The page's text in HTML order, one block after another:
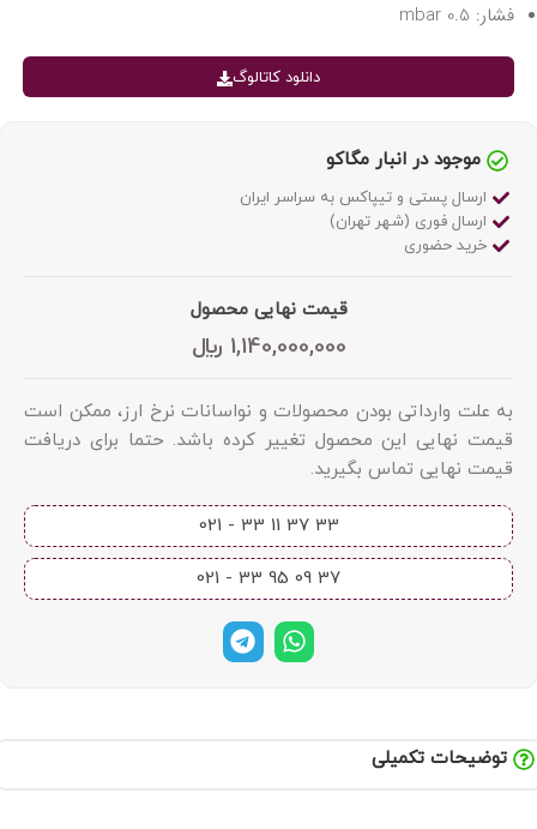
فشار: 0.5 mbar
دانلود کاتالوگ
موجود در انبار مگاکو
ارسال پستی و تیپاکس به سراسر ایران
ارسال فوری (شهر تهران)
خرید حضوری
قیمت نهایی محصول
1,140,000,000 ﷼
به علت وارداتی بودن محصولات و نواسانات نرخ ارز، ممکن است
قیمت نهایی این محصول تغییر کرده باشد. حتما برای دریافت
قیمت نهایی تماس بگیرید.
33 37 11 33 - 021​
37 09 95 33 - 021​
توضیحات تکمیلی